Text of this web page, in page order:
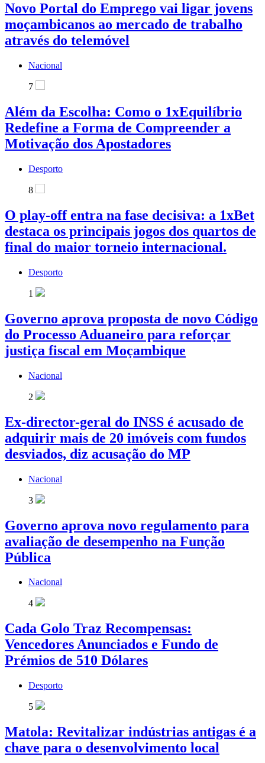
Novo Portal do Emprego vai ligar jovens
moçambicanos ao mercado de trabalho
através do telemóvel
Nacional
7
Além da Escolha: Como o 1xEquilíbrio
Redefine a Forma de Compreender a
Motivação dos Apostadores
Desporto
8
O play-off entra na fase decisiva: a 1xBet
destaca os principais jogos dos quartos de
final do maior torneio internacional.
Desporto
1
Governo aprova proposta de novo Código
do Processo Aduaneiro para reforçar
justiça fiscal em Moçambique
Nacional
2
Ex-director-geral do INSS é acusado de
adquirir mais de 20 imóveis com fundos
desviados, diz acusação do MP
Nacional
3
Governo aprova novo regulamento para
avaliação de desempenho na Função
Pública
Nacional
4
Cada Golo Traz Recompensas:
Vencedores Anunciados e Fundo de
Prémios de 510 Dólares
Desporto
5
Matola: Revitalizar indústrias antigas é a
chave para o desenvolvimento local